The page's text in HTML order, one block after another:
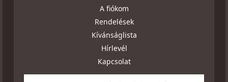
A fiókom
Rendelések
Kívánságlista
Hírlevél
Kapcsolat